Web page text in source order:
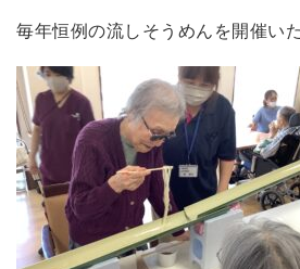
毎年恒例の流しそうめんを開催い